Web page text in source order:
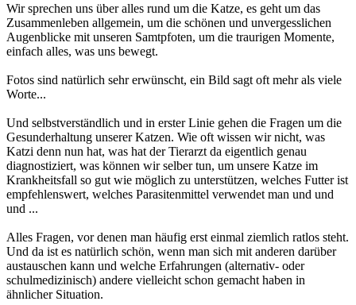
Wir sprechen uns über alles rund um die Katze, es geht um das
Zusammenleben allgemein, um die schönen und unvergesslichen
Augenblicke mit unseren Samtpfoten, um die traurigen Momente,
einfach alles, was uns bewegt.
Fotos sind natürlich sehr erwünscht, ein Bild sagt oft mehr als viele
Worte...
Und selbstverständlich und in erster Linie gehen die Fragen um die
Gesunderhaltung unserer Katzen. Wie oft wissen wir nicht, was
Katzi denn nun hat, was hat der Tierarzt da eigentlich genau
diagnostiziert, was können wir selber tun, um unsere Katze im
Krankheitsfall so gut wie möglich zu unterstützen, welches Futter ist
empfehlenswert, welches Parasitenmittel verwendet man und und
und ...
Alles Fragen, vor denen man häufig erst einmal ziemlich ratlos steht.
Und da ist es natürlich schön, wenn man sich mit anderen darüber
austauschen kann und welche Erfahrungen (alternativ- oder
schulmedizinisch) andere vielleicht schon gemacht haben in
ähnlicher Situation.